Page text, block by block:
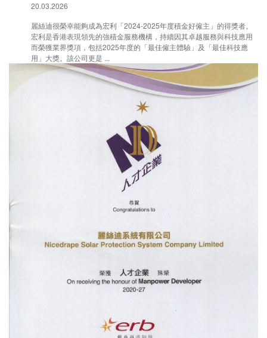
20.03.2026
麗絲迪很榮幸能夠成為宏利「2024-2025年度積金好僱主」的得獎者。
宏利是香港表現領先的強積金服務機構，持續因其卓越服務與科技應用
而榮獲業界獎項，包括2025年度的「最佳僱主體驗」及「最佳科技應
用」大獎。該公司更是 ...